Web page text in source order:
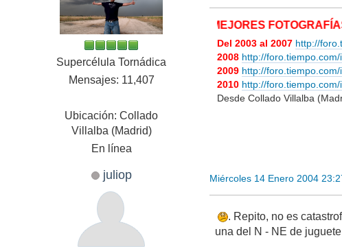
Supercélula Tornádica
Mensajes: 11,407
Ubicación: Collado
Villalba (Madrid)
En línea
MIS MEJORES FOTOGRAFÍAS
Del 2003 al 2007 http://
2008 http://
2009 http://
2010 http://
Desde Collado Villalba
juliop Miércoles 14 Enero 2004
. Repito, no es
una del N - NE de